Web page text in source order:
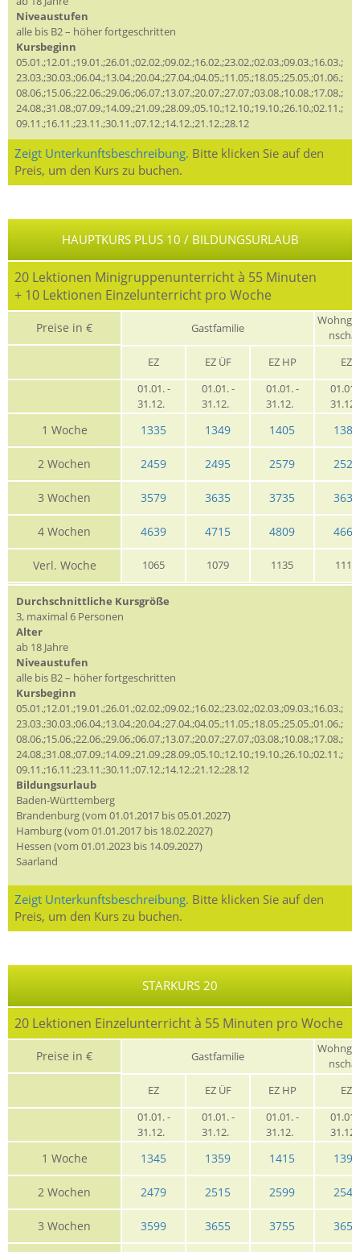
Niveaustufen
alle bis B2 – höher fortgeschritten
Kursbeginn
05.01.;12.01.;19.01.;26.01.;02.02.;09.02.;16.02.;23.02.;02.03.;09.03.;16.03.;
23.03.;30.03.;06.04.;13.04.;20.04.;27.04.;04.05.;11.05.;18.05.;25.05.;01.06.;
08.06.;15.06.;22.06.;29.06.;06.07.;13.07.;20.07.;27.07.;03.08.;10.08.;17.08.;
24.08.;31.08.;07.09.;14.09.;21.09.;28.09.;05.10.;12.10.;19.10.;26.10.;02.11.;
09.11.;16.11.;23.11.;30.11.;07.12.;14.12.;21.12.;28.12
Zeigt Unterkunftsbeschreibung. Bitte klicken Sie auf den
Preis, um den Kurs zu buchen.
HAUPTKURS PLUS 10 / BILDUNGSURLAUB
20 Lektionen Minigruppenunterricht à 55 Minuten
+ 10 Lektionen Einzelunterricht pro Woche
Preise in € Gastfamilie
EZ
EZ ÜF EZ HP
EZ
01.01. -
31.12.
01.01. -
31.12.
01.01. -
31.12.
01.01.
1 Woche 1335 1349 1405 1385
2 Wochen 2459 2495 2579 2525
3 Wochen 3579 3635 3735 3639
4 Wochen 4639 4715 4809 4665
Verl. Woche 1065 1079 1135 1115
Durchschnittliche Kursgröße
3, maximal 6 Personen
Alter
ab 18 Jahre
Niveaustufen
alle bis B2 – höher fortgeschritten
Kursbeginn
05.01.;12.01.;19.01.;26.01.;02.02.;09.02.;16.02.;23.02.;02.03.;09.03.;16.03.;
23.03.;30.03.;06.04.;13.04.;20.04.;27.04.;04.05.;11.05.;18.05.;25.05.;01.06.;
08.06.;15.06.;22.06.;29.06.;06.07.;13.07.;20.07.;27.07.;03.08.;10.08.;17.08.;
24.08.;31.08.;07.09.;14.09.;21.09.;28.09.;05.10.;12.10.;19.10.;26.10.;02.11.;
09.11.;16.11.;23.11.;30.11.;07.12.;14.12.;21.12.;28.12
Bildungsurlaub
Baden-Württemberg
Brandenburg (vom 01.01.2017 bis 05.01.2027)
Hamburg (vom 01.01.2017 bis 18.02.2027)
Hessen (vom 01.01.2023 bis 14.09.2027)
Saarland
Zeigt Unterkunftsbeschreibung. Bitte klicken Sie auf den
Preis, um den Kurs zu buchen.
STARKURS 20
20 Lektionen Einzelunterricht à 55 Minuten pro Woche
Preise in € Gastfamilie
EZ
EZ ÜF EZ HP
EZ
01.01. -
31.12.
01.01. -
31.12.
01.01. -
31.12.
01.01.
1 Woche 1345 1359 1415 1395
2 Wochen 2479 2515 2599 2545
3 Wochen 3599 3655 3755 3659